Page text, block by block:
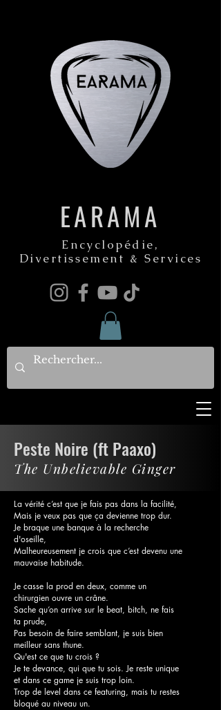
EARAMA
Encyclopédie,
Divertissement & Services
Peste Noire (ft Paaxo)
The Unbelievable Ginger
La vérité c’est que je fais pas dans la facilité,
Mais je veux pas que ça devienne trop dur.
Je braque une banque à la recherche
d'oseille,
Malheureusement je crois que c’est devenu une
mauvaise habitude.
Je casse la prod en deux, comme un
chirurgien ouvre un crâne.
Sache qu’on arrive sur le beat, bitch, ne fais
ta prude,
Pas besoin de faire semblant, je suis bien
meilleur sans thune.
Qu'est ce que tu crois ?
Je te devance, qui que tu sois. Je reste unique
et dans ce game je suis trop loin.
Trop de level dans ce featuring, mais tu restes
bloqué au niveau un.